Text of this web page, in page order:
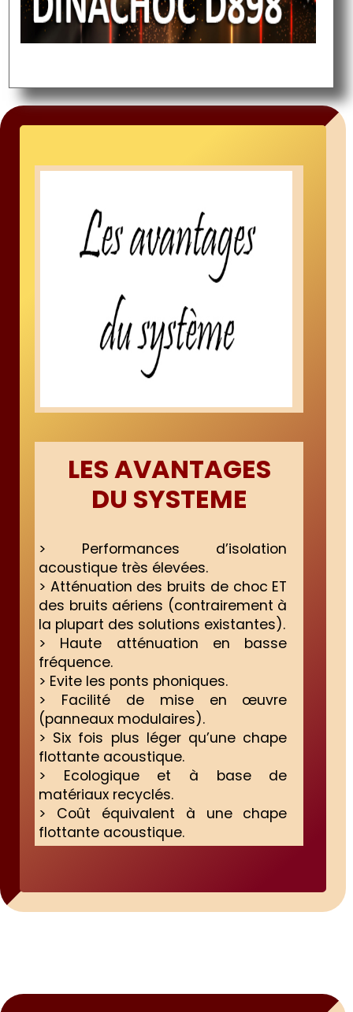
LES AVANTAGES
DU SYSTEME
> Performances d’isolation
acoustique très élevées.
> Atténuation des bruits de choc ET
des bruits aériens (contrairement à
la plupart des solutions existantes).
> Haute atténuation en basse
fréquence.
> Evite les ponts phoniques.
> Facilité de mise en œuvre
(panneaux modulaires).
> Six fois plus léger qu’une chape
flottante acoustique.
> Ecologique et à base de
matériaux recyclés.
> Coût équivalent à une chape
flottante acoustique.